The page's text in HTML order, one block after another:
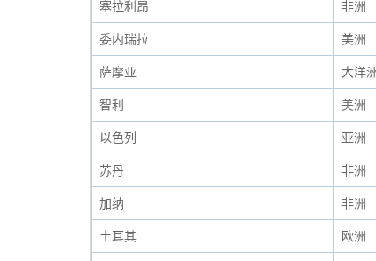
塞拉利昂 非洲
委内瑞拉 美洲
萨摩亚 大洋洲
智利 美洲
以色列 亚洲
苏丹 非洲
加纳 非洲
土耳其 欧洲